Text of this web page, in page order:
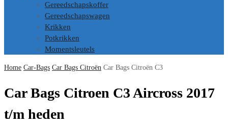
Gereedschapskoffer
Gereedschapswagen
Krikken
Potkrikken
Momentsleutels
Home Car-Bags Car Bags Citroën Car Bags Citroën C3
Car Bags Citroen C3 Aircross 2017
t/m heden